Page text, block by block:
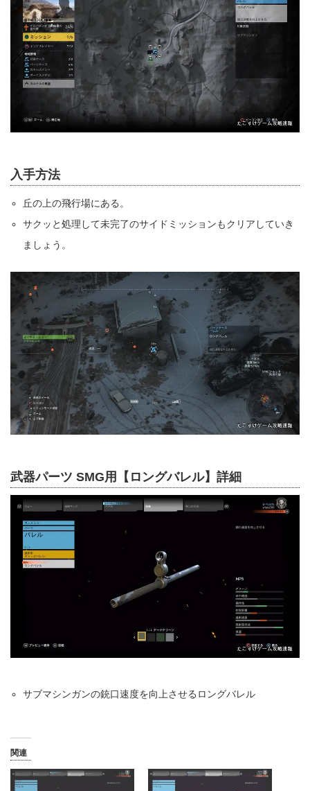
入手方法
丘の上の飛行場にある。
サクッと処理して未完了のサイドミッションもクリアしていき
ましょう。
武器パーツ SMG用【ロングバレル】詳細
サブマシンガンの銃口速度を向上させるロングバレル
関連